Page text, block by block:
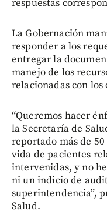
respuestas
La Gobernación
responder a los
entregar la
manejo de los
relacionadas con los
“Queremos hacer
la Secretaría de
reportado más de
vida de pacientes
intervenidas, y no
ni un indicio de
superintendencia”,
Salud.